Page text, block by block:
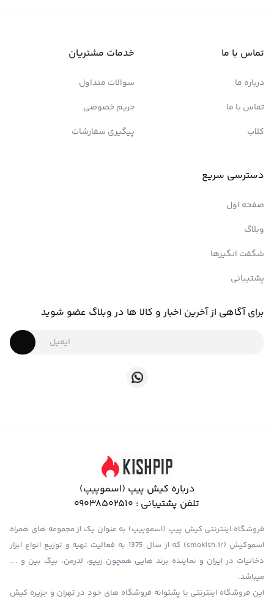
تماس با ما
درباره ما
تماس با ما
کلاب
خدمات مشتریان
سوالات متداول
حریم خصوصی
پیگیری سفارشات
دسترسی سریع
صفحه اول
وبلاگ
شگفت انگیزها
پشتیبانی
برای آگاهی از آخرین اخبار و کالا ها در وبلاگ عضو شوید
درباره کیش پیپ (اسموپیپ)
تلفن پشتیبانی : 09038502510
فروشگاه اینترنتی کیش پیپ (اسموپیپ) به عنوان یک از مجموعه های همراه
اسموکیش (smokish.ir) که از سال 1375 به فعالیت تهیه و توزیع انواع ابزار
دخانیات در ایران و نماینده برند هایی همچون زیپو، لدرمن، بیگ بین و …
میباشد.
این فروشگاه اینترنتی با پشتوانه فروشگاه های خود در تهران و جزیره کیش